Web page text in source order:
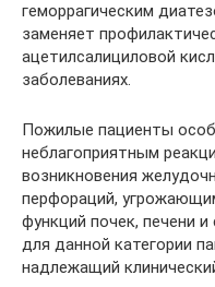
геморрагическим
заменяет
ацетилсалициловой
забо­леваниях.
Пожилые пациенты
неблагоприятным
возникновения
перфораций,
функций почек, печени
для данной категории
надлежащий